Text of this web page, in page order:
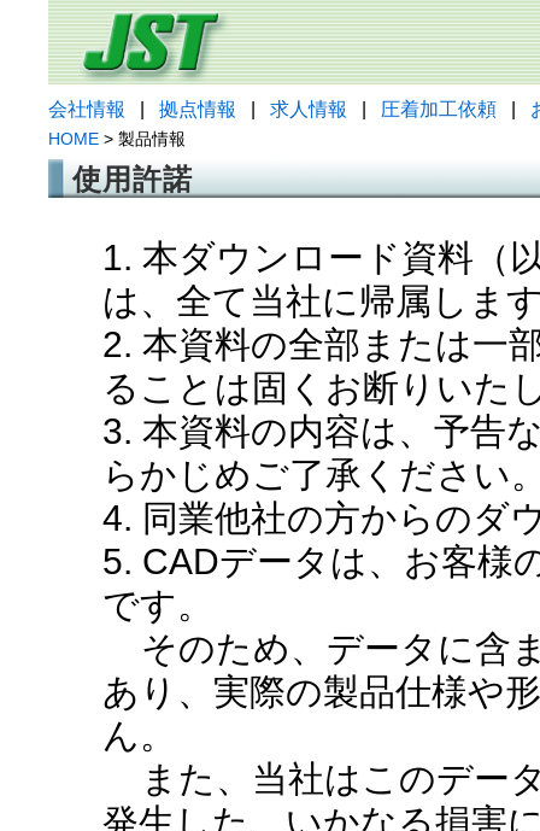
会社情報 拠点情報 求人情報 圧着加工依頼
HOME > 製品情報
使用許諾
1. 本ダウンロード資料（
は、全て当社に帰属しま
2. 本資料の全部または一
ることは固くお断りいた
3. 本資料の内容は、予告
らかじめご了承ください
4. 同業他社の方からのダ
5. CADデータは、お客様
です。
そのため、データに含
あり、実際の製品仕様や
ん。
また、当社はこのデー
発生した、いかなる損害